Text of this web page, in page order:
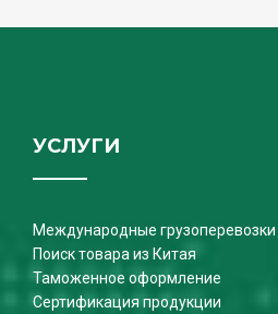
УСЛУГИ
Международные грузоперевозки
Поиск товара из Китая
Таможенное оформление
Сертификация продукции